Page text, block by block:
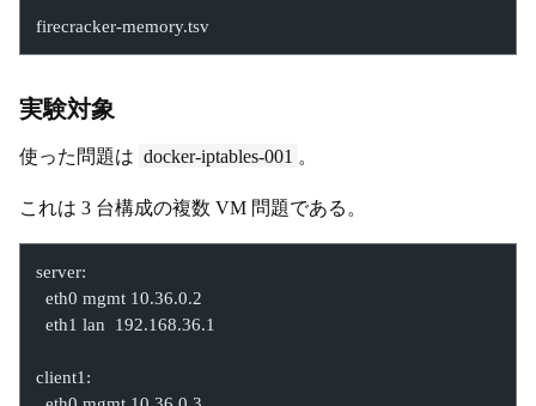
firecracker-memory.tsv
実験対象
使った問題は docker-iptables-001 。
これは 3 台構成の複数 VM 問題である。
server:
  eth0 mgmt 10.36.0.2
  eth1 lan  192.168.36.1
client1: